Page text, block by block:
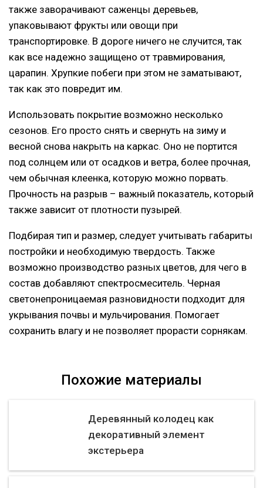
также заворачивают саженцы деревьев,
упаковывают фрукты или овощи при
транспортировке. В дороге ничего не случится, так
как все надежно защищено от травмирования,
царапин. Хрупкие побеги при этом не заматывают,
так как это повредит им.
Использовать покрытие возможно несколько
сезонов. Его просто снять и свернуть на зиму и
весной снова накрыть на каркас. Оно не портится
под солнцем или от осадков и ветра, более прочная,
чем обычная клеенка, которую можно порвать.
Прочность на разрыв – важный показатель, который
также зависит от плотности пузырей.
Подбирая тип и размер, следует учитывать габариты
постройки и необходимую твердость. Также
возможно производство разных цветов, для чего в
состав добавляют спектросмеситель. Черная
светонепроницаемая разновидности подходит для
укрывания почвы и мульчирования. Помогает
сохранить влагу и не позволяет прорасти сорнякам.
Похожие материалы
Деревянный колодец как
декоративный элемент
экстерьера